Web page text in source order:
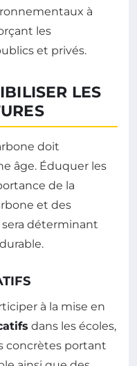
à
les
et privés.
LES
doit
âge. Éduquer les
de la
et des
déterminant
à la mise en
dans les écoles,
concrètes portant